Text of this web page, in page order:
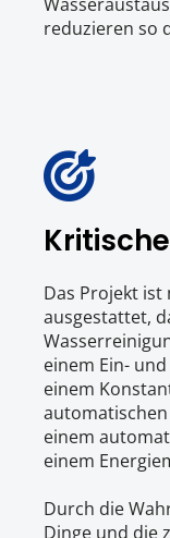
reduzieren so
Das Projekt
ausgestattet,
einem Ein-
einem
einem
einem
Durch die
Dinge und die